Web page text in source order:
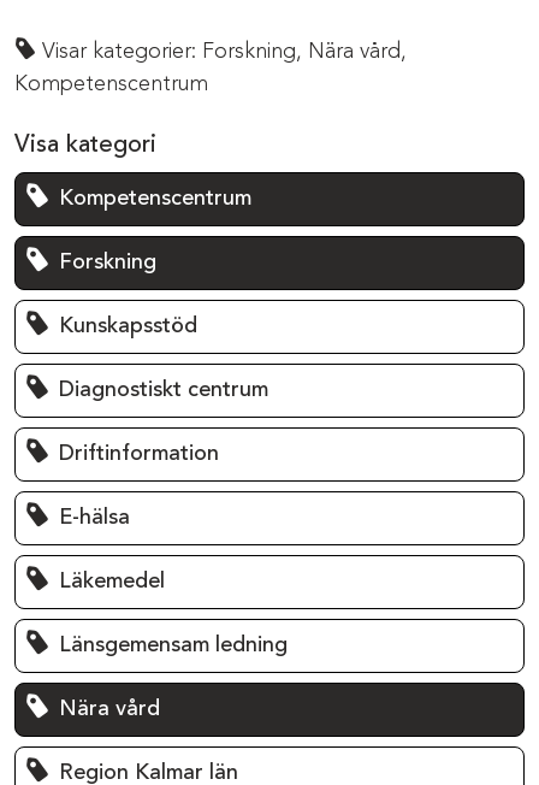
Visar kategorier: Forskning, Nära vård,
Kompetenscentrum
Visa kategori
Kompetenscentrum
Forskning
Kunskapsstöd
Diagnostiskt centrum
Driftinformation
E-hälsa
Läkemedel
Länsgemensam ledning
Nära vård
Region Kalmar län